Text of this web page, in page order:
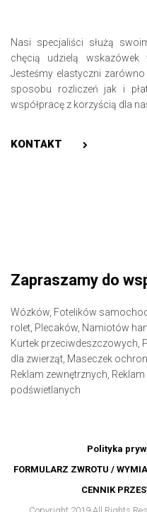
Nasi specjaliści służą
chęcią udzielą wskazówek
Jesteśmy elastyczni
sposobu rozliczeń jak i
współpracę z korzyścią dla
KONTAKT
Zapraszamy do
Wózków, Fotelików
rolet, Plecaków, Namiotów
Kurtek przeciwdeszczowych,
dla zwierząt, Maseczek
Reklam zewnętrznych,
podświetlanych
Polityka
FORMULARZ ZWROTU /
CENNIK